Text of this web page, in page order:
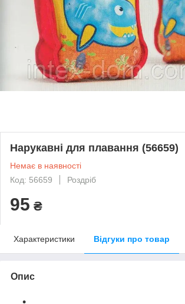
Нарукавні для плавання (56659)
Немає в наявності
Код: 56659
Роздріб
95 ₴
Характеристики Відгуки про товар
Опис